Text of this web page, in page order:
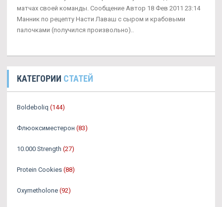
матчах своей команды. Сообщение Автор 18 Фев 2011 23:14
Манник по рецепту Насти Лаваш с сыром и крабовыми
палочками (получился произвольно)..
КАТЕГОРИИ СТАТЕЙ
Boldeboliq (144)
Флюоксиместерон (83)
10.000 Strength (27)
Protein Cookies (88)
Oxymetholone (92)